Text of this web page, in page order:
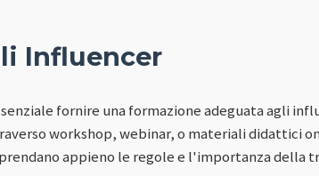
Influencer
fornire una formazione adeguata agli
workshop, webinar, o materiali didattici
appieno le regole e l'importanza della